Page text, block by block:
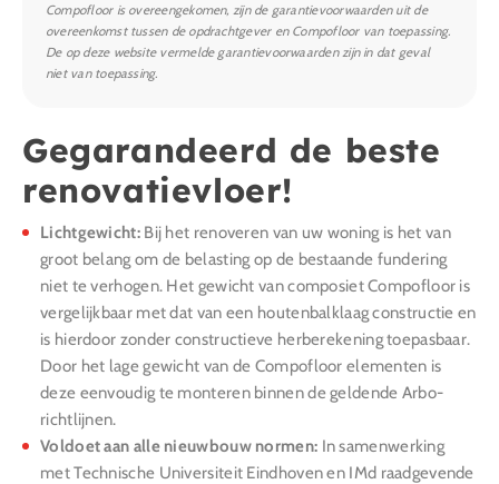
Compofloor is overeengekomen, zijn de garantievoorwaarden uit de
overeenkomst tussen de opdrachtgever en Compofloor van toepassing.
De op deze website vermelde garantievoorwaarden zijn in dat geval
niet van toepassing.
Gegarandeerd de beste
renovatievloer!
Lichtgewicht:Bij het renoveren van uw woning is het van
groot belang om de belasting op de bestaande fundering
niet te verhogen. Het gewicht van composiet Compofloor is
vergelijkbaar met dat van een houtenbalklaag constructie en
is hierdoor zonder constructieve herberekening toepasbaar.
Door het lage gewicht van de Compofloor elementen is
deze eenvoudig te monteren binnen de geldende Arbo-
richtlijnen.
Voldoet aan alle nieuwbouw normen: In samenwerking
met Technische Universiteit Eindhoven en IMd raadgevende